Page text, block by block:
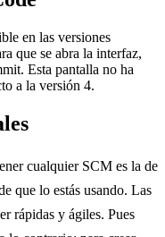
en las versiones
que se abra la interfaz,
Esta pantalla no ha
a la versión 4.
cualquier SCM es la de
que lo estás usando. Las
rápidas y ágiles. Pues